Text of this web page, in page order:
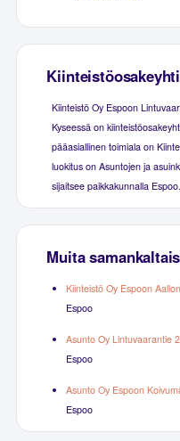
Kiinteistö Oy Espoon
Kyseessä on
pääasiallinen toimiala on
luokitus on Asuntojen ja
sijaitsee paikkakunnalla Espoo.
Muita
Kiinteistö Oy Espoon
Espoo
Asunto Oy Lintuvaarantie
Espoo
Asunto Oy Espoon
Espoo